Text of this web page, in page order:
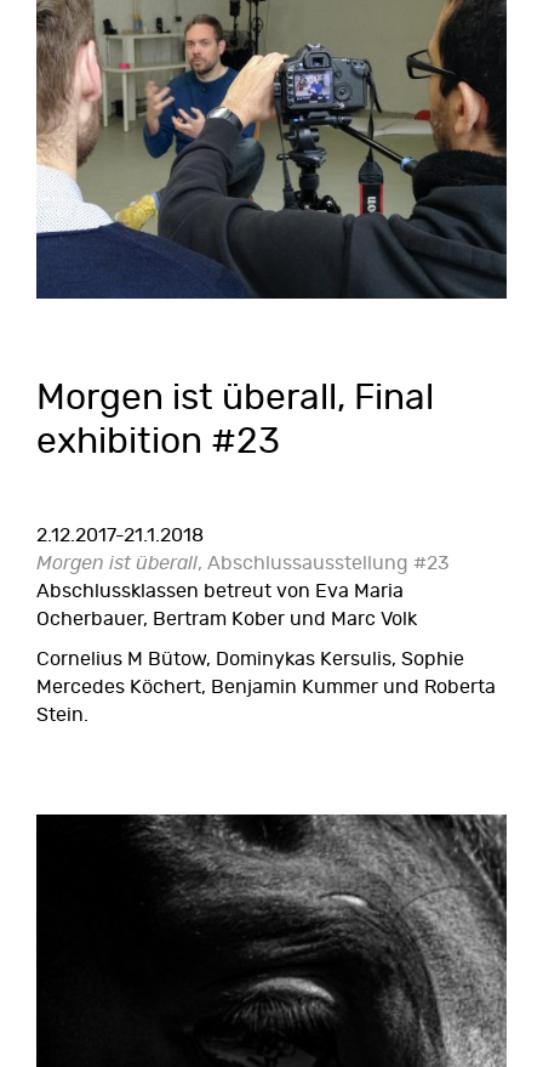
Morgen ist überall, Final
exhibition #23
2.12.2017-21.1.2018
Morgen ist überall, Abschlussausstellung #23
Abschlussklassen betreut von Eva Maria
Ocherbauer, Bertram Kober und Marc Volk
Cornelius M Bütow, Dominykas Kersulis, Sophie
Mercedes Köchert, Benjamin Kummer und Roberta
Stein.